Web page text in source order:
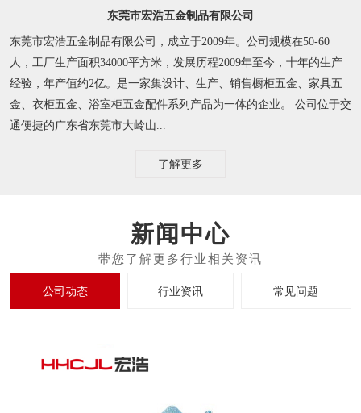
东莞市宏浩五金制品有限公司
东莞市宏浩五金制品有限公司，成立于2009年。公司规模在50-60
人，工厂生产面积34000平方米，发展历程2009年至今，十年的生产
经验，年产值约2亿。是一家集设计、生产、销售橱柜五金、家具五
金、衣柜五金、浴室柜五金配件系列产品为一体的企业。 公司位于交
通便捷的广东省东莞市大岭山...
了解更多
新闻中心
公司动态 行业资讯 常见问题